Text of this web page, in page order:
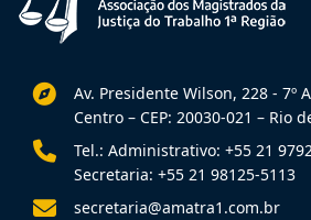
Av. Presidente Wilson, 228 - 7º
Centro – CEP: 20030-021 – Rio
Tel.: Administrativo: +55 21
Secretaria: +55 21 98125-5113
secretaria@amatra1.com.br